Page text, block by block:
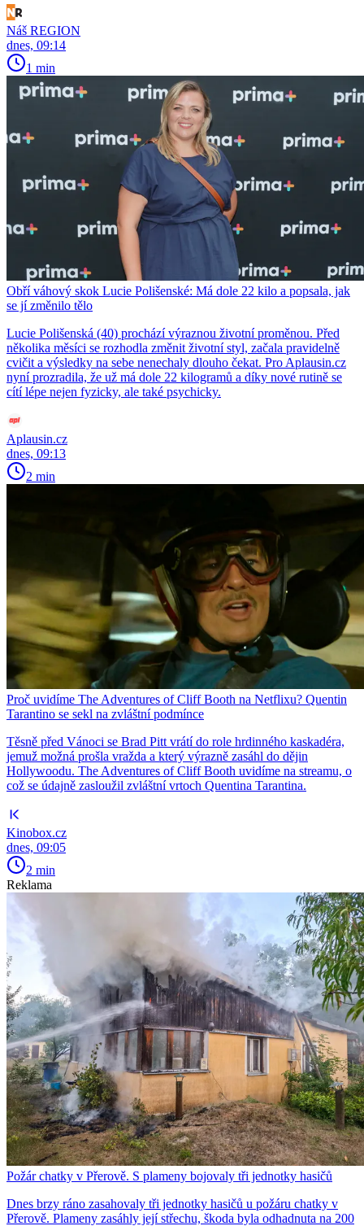
Náš REGION
dnes, 09:14
1 min
Obří váhový skok Lucie Polišenské: Má dole 22 kilo a popsala, jak
se jí změnilo tělo
Lucie Polišenská (40) prochází výraznou životní proměnou. Před
několika měsíci se rozhodla změnit životní styl, začala pravidelně
cvičit a výsledky na sebe nenechaly dlouho čekat. Pro Aplausin.cz
nyní prozradila, že už má dole 22 kilogramů a díky nové rutině se
cítí lépe nejen fyzicky, ale také psychicky.
Aplausin.cz
dnes, 09:13
2 min
Proč uvidíme The Adventures of Cliff Booth na Netflixu? Quentin
Tarantino se sekl na zvláštní podmínce
Těsně před Vánoci se Brad Pitt vrátí do role hrdinného kaskadéra,
jemuž možná prošla vražda a který výrazně zasáhl do dějin
Hollywoodu. The Adventures of Cliff Booth uvidíme na streamu, o
což se údajně zasloužil zvláštní vrtoch Quentina Tarantina.
Kinobox.cz
dnes, 09:05
2 min
Reklama
Požár chatky v Přerově. S plameny bojovaly tři jednotky hasičů
Dnes brzy ráno zasahovaly tři jednotky hasičů u požáru chatky v
Přerově. Plameny zasáhly její střechu, škoda byla odhadnuta na 200